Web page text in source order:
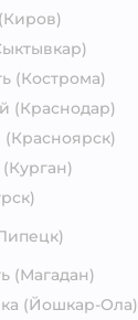
(Киров)
(Кострома)
(Краснодар)
(Красноярск)
(Курган)
(Магадан)
(Йошкар-Ола)